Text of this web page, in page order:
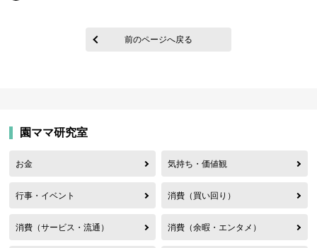
前のページへ戻る
園ママ研究室
お金 気持ち・価値観
行事・イベント 消費（買い回り）
消費（サービス・流通） 消費（余暇・エンタメ）